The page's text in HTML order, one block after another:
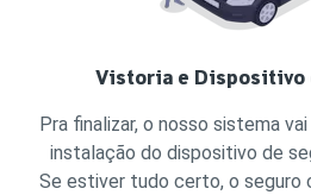
Vistoria e Dispositivo
Pra finalizar, o nosso sistema
instalação do dispositivo de
Se estiver tudo certo, o seguro